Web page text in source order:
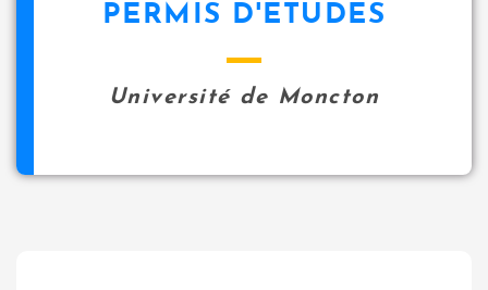
PERMIS D'ÉTUDES
Université de Moncton